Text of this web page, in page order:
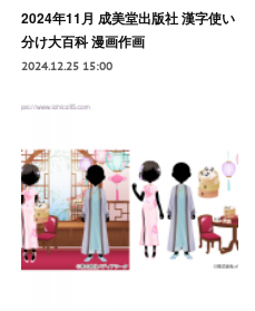
2024年11月 成美堂出版社 漢字使い
分け大百科 漫画作画
2024.12.25 15:00